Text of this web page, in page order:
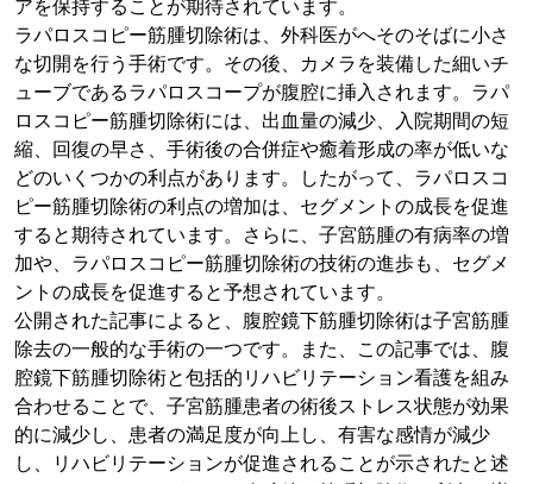
アを保持することが期待されています。
ラパロスコピー筋腫切除術は、外科医がへそのそばに小さ
な切開を行う手術です。その後、カメラを装備した細いチ
ューブであるラパロスコープが腹腔に挿入されます。ラパ
ロスコピー筋腫切除術には、出血量の減少、入院期間の短
縮、回復の早さ、手術後の合併症や癒着形成の率が低いな
どのいくつかの利点があります。したがって、ラパロスコ
ピー筋腫切除術の利点の増加は、セグメントの成長を促進
すると期待されています。さらに、子宮筋腫の有病率の増
加や、ラパロスコピー筋腫切除術の技術の進歩も、セグメ
ントの成長を促進すると予想されています。
公開された記事によると、腹腔鏡下筋腫切除術は子宮筋腫
除去の一般的な手術の一つです。また、この記事では、腹
腔鏡下筋腫切除術と包括的リハビリテーション看護を組み
合わせることで、子宮筋腫患者の術後ストレス状態が効果
的に減少し、患者の満足度が向上し、有害な感情が減少
し、リハビリテーションが促進されることが示されたと述